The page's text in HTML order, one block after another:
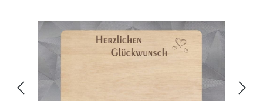
Bildergalerie überspringen